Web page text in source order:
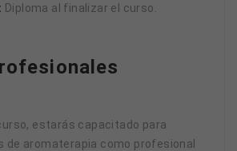
Diploma al finalizar el curso.
estarás capacitado para
de aromaterapia como profesional